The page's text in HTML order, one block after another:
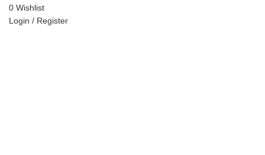
0 Wishlist
Login / Register